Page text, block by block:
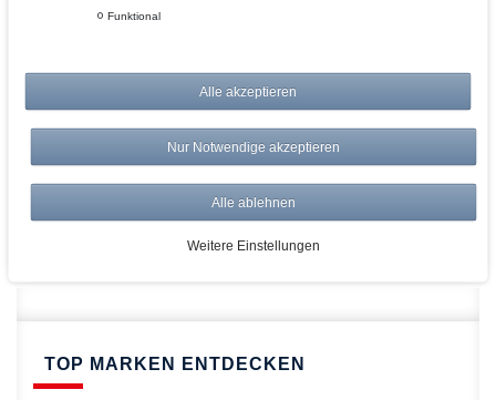
Vom Profi für Profis - Ihre Vorteile
Versandkostenfrei ab 150€
Risikolos: 14 Tage Rückgabe
Über 20.000 Artikel
Schnelle Lieferung
TOP MARKEN ENTDECKEN
Funktional
Alle akzeptieren
Nur Notwendige akzeptieren
Alle ablehnen
Weitere Einstellungen